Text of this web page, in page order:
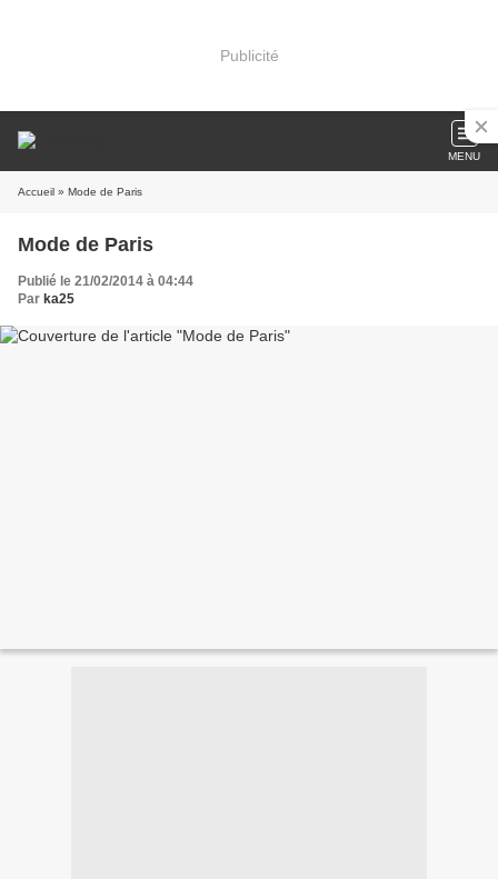
Publicité
MENU
Accueil » Mode de Paris
Mode de Paris
Publié le 21/02/2014 à 04:44
Par ka25